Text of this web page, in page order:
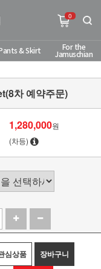
0
& Skirt
For the
Jamuschian
차 예약주문)
1,280,000원
(차등)
심상품 장바구니